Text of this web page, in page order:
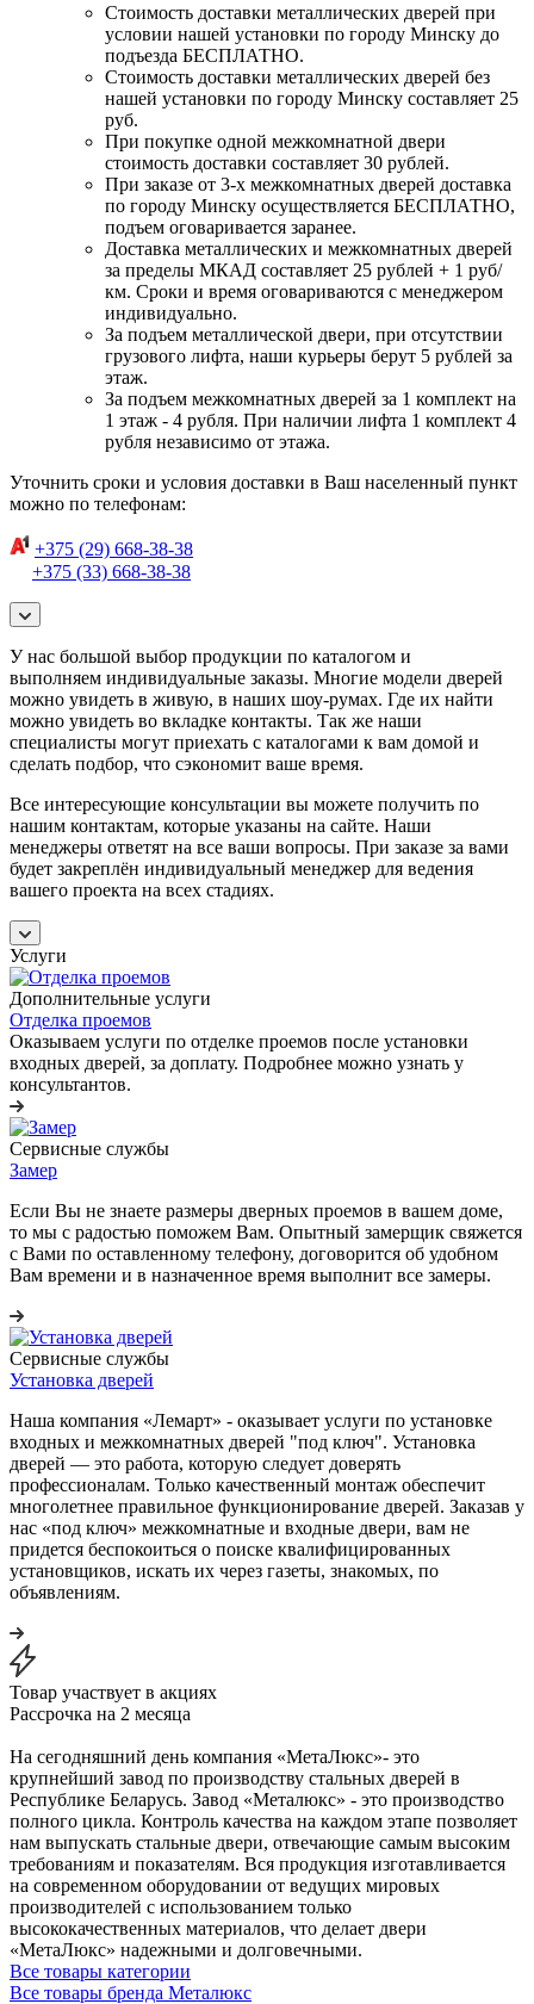
Стоимость доставки металлических дверей при
условии нашей установки по городу Минску до
подъезда БЕСПЛАТНО.
Стоимость доставки металлических дверей без
нашей установки по городу Минску составляет 25
руб.
При покупке одной межкомнатной двери
стоимость доставки составляет 30 рублей.
При заказе от 3-х межкомнатных дверей доставка
по городу Минску осуществляется БЕСПЛАТНО,
подъем оговаривается заранее.
Доставка металлических и межкомнатных дверей
за пределы МКАД составляет 25 рублей + 1 руб/
км. Сроки и время оговариваются с менеджером
индивидуально.
За подъем металлической двери, при отсутствии
грузового лифта, наши курьеры берут 5 рублей за
этаж.
За подъем межкомнатных дверей за 1 комплект на
1 этаж - 4 рубля. При наличии лифта 1 комплект 4
рубля независимо от этажа.
Уточнить сроки и условия доставки в Ваш населенный пункт
можно по телефонам:
+375 (29) 668-38-38
+375 (33) 668-38-38
У нас большой выбор продукции по каталогом и
выполняем индивидуальные заказы. Многие модели дверей
можно увидеть в живую, в наших шоу-румах. Где их найти
можно увидеть во вкладке контакты. Так же наши
специалисты могут приехать с каталогами к вам домой и
сделать подбор, что сэкономит ваше время.
Все интересующие консультации вы можете получить по
нашим контактам, которые указаны на сайте. Наши
менеджеры ответят на все ваши вопросы. При заказе за вами
будет закреплён индивидуальный менеджер для ведения
вашего проекта на всех стадиях.
Услуги
Дополнительные услуги
Отделка проемов
Оказываем услуги по отделке проемов после установки
входных дверей, за доплату. Подробнее можно узнать у
консультантов.
Сервисные службы
Замер
Если Вы не знаете размеры дверных проемов в вашем доме,
то мы с радостью поможем Вам. Опытный замерщик свяжется
с Вами по оставленному телефону, договорится об удобном
Вам времени и в назначенное время выполнит все замеры.
Сервисные службы
Установка дверей
Наша компания «Лемарт» - оказывает услуги по установке
входных и межкомнатных дверей "под ключ". Установка
дверей — это работа, которую следует доверять
профессионалам. Только качественный монтаж обеспечит
многолетнее правильное функционирование дверей. Заказав у
нас «под ключ» межкомнатные и входные двери, вам не
придется беспокоиться о поиске квалифицированных
установщиков, искать их через газеты, знакомых, по
объявлениям.
Товар участвует в акциях
Рассрочка на 2 месяца
На сегодняшний день компания «МетаЛюкс»- это
крупнейший завод по производству стальных дверей в
Республике Беларусь. Завод «Металюкс» - это производство
полного цикла. Контроль качества на каждом этапе позволяет
нам выпускать стальные двери, отвечающие самым высоким
требованиям и показателям. Вся продукция изготавливается
на современном оборудовании от ведущих мировых
производителей с использованием только
высококачественных материалов, что делает двери
«МетаЛюкс» надежными и долговечными.
Все товары категории
Все товары бренда Металюкс